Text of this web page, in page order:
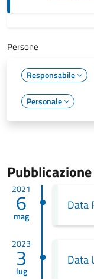
Persone
Responsabile
Personale
Pubblicazione
2021
6
mag
Data
2023
3
lug
Data